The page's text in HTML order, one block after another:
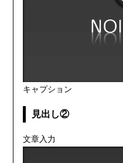
キャプション
見出し②
文章入力